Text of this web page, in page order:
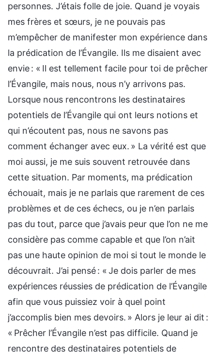
personnes. J’étais folle de joie. Quand je voyais
mes frères et sœurs, je ne pouvais pas
m’empêcher de manifester mon expérience dans
la prédication de l’Évangile. Ils me disaient avec
envie : « Il est tellement facile pour toi de prêcher
l’Évangile, mais nous, nous n’y arrivons pas.
Lorsque nous rencontrons les destinataires
potentiels de l’Évangile qui ont leurs notions et
qui n’écoutent pas, nous ne savons pas
comment échanger avec eux. » La vérité est que
moi aussi, je me suis souvent retrouvée dans
cette situation. Par moments, ma prédication
échouait, mais je ne parlais que rarement de ces
problèmes et de ces échecs, ou je n’en parlais
pas du tout, parce que j’avais peur que l’on ne me
considère pas comme capable et que l’on n’ait
pas une haute opinion de moi si tout le monde le
découvrait. J’ai pensé : « Je dois parler de mes
expériences réussies de prédication de l’Évangile
afin que vous puissiez voir à quel point
j’accomplis bien mes devoirs. » Alors je leur ai dit :
« Prêcher l’Évangile n’est pas difficile. Quand je
rencontre des destinataires potentiels de